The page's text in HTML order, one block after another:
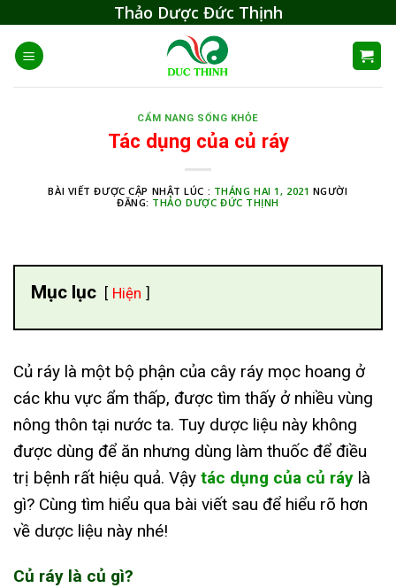
content
Thảo Dược Đức Thịnh
CẨM NANG SỐNG KHỎE
Tác dụng của củ ráy
BÀI VIẾT ĐƯỢC CẬP NHẬT LÚC : THÁNG HAI 1, 2021 NGƯỜI
ĐĂNG: THẢO DƯỢC ĐỨC THỊNH
Mục lục Hiện
Củ ráy là một bộ phận của cây ráy mọc hoang ở
các khu vực ẩm thấp, được tìm thấy ở nhiều vùng
nông thôn tại nước ta. Tuy dược liệu này không
được dùng để ăn nhưng dùng làm thuốc để điều
trị bệnh rất hiệu quả. Vậy tác dụng của củ ráy là
gì? Cùng tìm hiểu qua bài viết sau để hiểu rõ hơn
về dược liệu này nhé!
Củ ráy là củ gì?